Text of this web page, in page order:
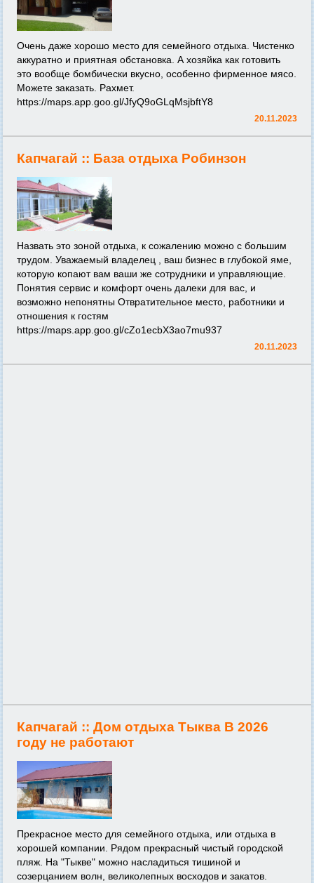
Очень даже хорошо место для семейного отдыха. Чистенко
аккуратно и приятная обстановка. А хозяйка как готовить
это вообще бомбически вкусно, особенно фирменное мясо.
Можете заказать. Рахмет.
https://maps.app.goo.gl/JfyQ9oGLqMsjbftY8
20.11.2023
Капчагай :: База отдыха Робинзон
Назвать это зоной отдыха, к сожалению можно с большим
трудом. Уважаемый владелец , ваш бизнес в глубокой яме,
которую копают вам ваши же сотрудники и управляющие.
Понятия сервис и комфорт очень далеки для вас, и
возможно непонятны Отвратительное место, работники и
отношения к гостям
https://maps.app.goo.gl/cZo1ecbX3ao7mu937
20.11.2023
Капчагай :: Дом отдыха Тыква В 2026
году не работают
Прекрасное место для семейного отдыха, или отдыха в
хорошей компании. Рядом прекрасный чистый городской
пляж. На "Тыкве" можно насладиться тишиной и
созерцанием волн, великолепных восходов и закатов.